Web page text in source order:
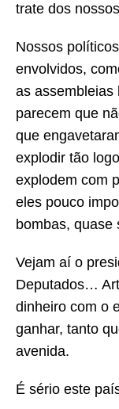
trate dos
Nossos
envolvidos,
as assembleias
parecem que
que
explodir tão
explodem com
eles pouco
bombas, quase
Vejam aí o
Deputados…
dinheiro com o
ganhar, tanto
avenida.
É sério este